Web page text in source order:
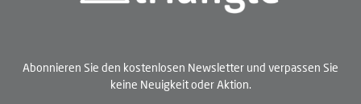
Abonnieren Sie den kostenlosen Newsletter und verpassen Sie
keine Neuigkeit oder Aktion.